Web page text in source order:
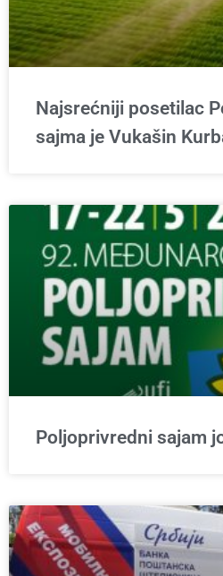
Najsrećniji posetilac
sajma je Vukašin
Poljoprivredni sajam